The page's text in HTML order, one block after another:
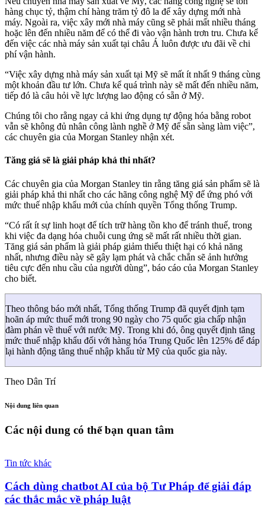
hàng chục tỷ, thậm chí hàng trăm tỷ đô la để xây dựng mới nhà
máy. Ngoài ra, việc xây mới nhà máy cũng sẽ phải mất nhiều tháng
hoặc lên đến nhiều năm để có thể đi vào vận hành trơn tru. Chưa kể
đến việc các nhà máy sản xuất tại châu Á luôn được ưu đãi về chi
phí vận hành.
“Việc xây dựng nhà máy sản xuất tại Mỹ sẽ mất ít nhất 9 tháng cùng
một khoản đầu tư lớn. Chưa kể quá trình này sẽ mất đến nhiều năm,
tiếp đó là câu hỏi về lực lượng lao động có sẵn ở Mỹ.
Chúng tôi cho rằng ngay cả khi ứng dụng tự động hóa bằng robot
vẫn sẽ không đủ nhân công lành nghề ở Mỹ để sẵn sàng làm việc”,
các chuyên gia của Morgan Stanley nhận xét.
Tăng giá sẽ là giải pháp khả thi nhất?
Các chuyên gia của Morgan Stanley tin rằng tăng giá sản phẩm sẽ là
giải pháp khả thi nhất cho các hãng công nghệ Mỹ để ứng phó với
mức thuế nhập khẩu mới của chính quyền Tổng thống Trump.
“Có rất ít sự linh hoạt để tích trữ hàng tồn kho để tránh thuế, trong
khi việc đa dạng hóa chuỗi cung ứng sẽ mất rất nhiều thời gian.
Tăng giá sản phẩm là giải pháp giảm thiểu thiệt hại có khả năng
nhất, nhưng điều này sẽ gây lạm phát và chắc chắn sẽ ảnh hưởng
tiêu cực đến nhu cầu của người dùng”, báo cáo của Morgan Stanley
cho biết.
Theo thông báo mới nhất, Tổng thống Trump đã quyết định tạm
hoãn áp mức thuế mới trong 90 ngày cho 75 quốc gia chấp nhận
đàm phán về thuế với nước Mỹ. Trong khi đó, ông quyết định tăng
mức thuế nhập khẩu đối với hàng hóa Trung Quốc lên 125% để đáp
lại hành động tăng thuế nhập khẩu từ Mỹ của quốc gia này.
Theo Dân Trí
Nội dung liên quan
Các nội dung có thể bạn quan tâm
Tin tức khác
Cách dùng chatbot AI của bộ Tư Pháp để giải đáp
các thắc mắc về pháp luật